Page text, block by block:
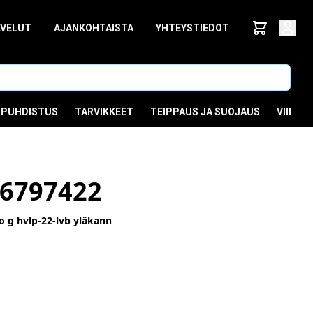
AJANKOHTAISTA YHTEYSTIEDOT
PUHDISTUS TARVIKKEET TEIPPAUS JA SUOJAUS
g hvlp-22-lvb yläkann